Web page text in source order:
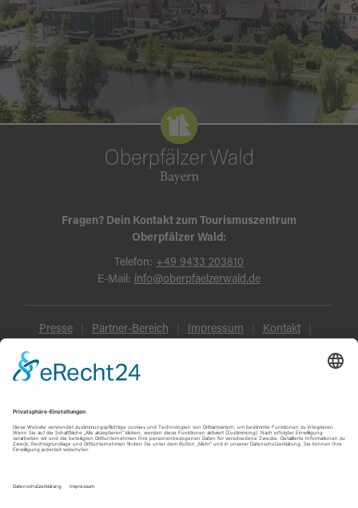
Fragen? Dein Kontakt zum Tourismuszentrum
Oberpfälzer Wald:
Telefon: +49 9433 203810
E-Mail: info@oberpfaelzerwald.de
Presse Partner-Bereich Impressum Kontakt
Datenschutz